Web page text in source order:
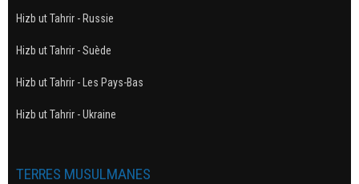
Hizb ut Tahrir - Russie
Hizb ut Tahrir - Suède
Hizb ut Tahrir - Les Pays-Bas
Hizb ut Tahrir - Ukraine
TERRES MUSULMANES